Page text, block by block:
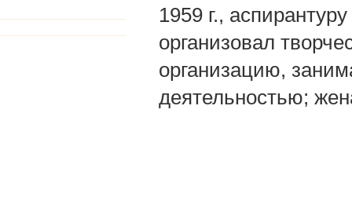
1959 г.,
организовал
организацию,
деятельностью;